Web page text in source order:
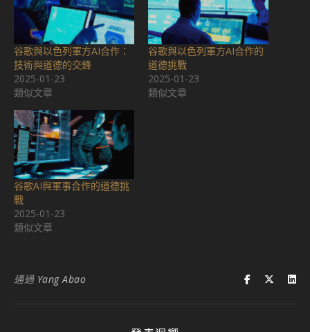
谷歌與以色列軍方AI合作：
技術與道德的交鋒
2025-01-23
類似文章
谷歌與以色列軍方AI合作的
道德挑戰
2025-01-23
類似文章
谷歌AI與軍事合作的道德挑
戰
2025-01-23
類似文章
通過 Yang Abao